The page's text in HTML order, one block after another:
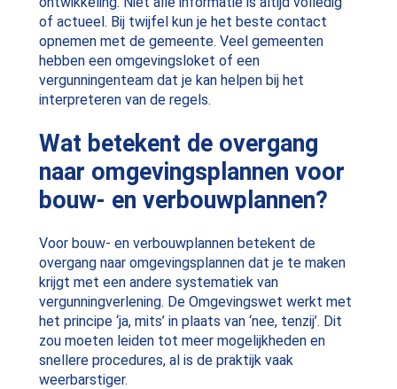
of actueel. Bij twijfel kun je het beste contact
opnemen met de gemeente. Veel gemeenten
hebben een omgevingsloket of een
vergunningenteam dat je kan helpen bij het
interpreteren van de regels.
Wat betekent de overgang
naar omgevingsplannen voor
bouw- en verbouwplannen?
Voor bouw- en verbouwplannen betekent de
overgang naar omgevingsplannen dat je te maken
krijgt met een andere systematiek van
vergunningverlening. De Omgevingswet werkt met
het principe ‘ja, mits’ in plaats van ‘nee, tenzij’. Dit
zou moeten leiden tot meer mogelijkheden en
snellere procedures, al is de praktijk vaak
weerbarstiger.